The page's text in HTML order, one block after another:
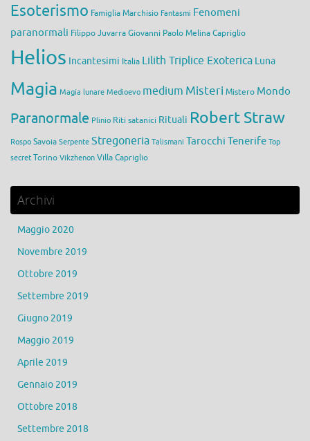
Esoterismo Famiglia Marchisio Fantasmi Fenomeni
paranormali Filippo JuvarraGiovanni Paolo Melina Capriglio
Helios Incantesimi Italia Lilith Triplice Exoterica Luna
Magia Magia lunare Medioevo medium Misteri Mistero Mondo
Paranormale Plinio Riti satanici Rituali Robert Straw
Rospo Savoia Serpente Stregoneria Talismani Tarocchi Tenerife Top
secret Torino Vikzhenon Villa Capriglio
Archivi
Maggio 2020
Novembre 2019
Ottobre 2019
Settembre 2019
Giugno 2019
Maggio 2019
Aprile 2019
Gennaio 2019
Ottobre 2018
Settembre 2018